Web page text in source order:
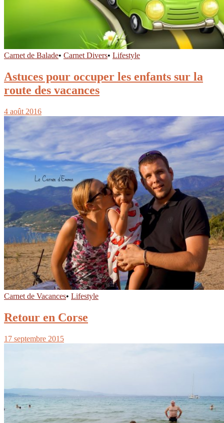
Carnet de Balade• Carnet Divers• Lifestyle
Astuces pour occuper les enfants sur la
route des vacances
4 août 2016
Carnet de Vacances• Lifestyle
Retour en Corse
17 septembre 2015